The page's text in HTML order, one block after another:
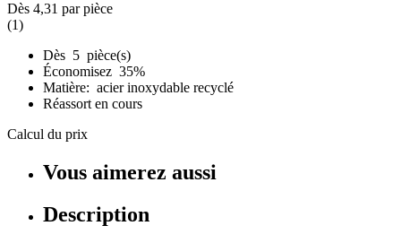
Dès 4,31 par pièce
(1)
Dès 5 pièce(s)
Économisez 35%
Matière: acier inoxydable recyclé
Réassort en cours
Calcul du prix
Vous aimerez aussi
Description